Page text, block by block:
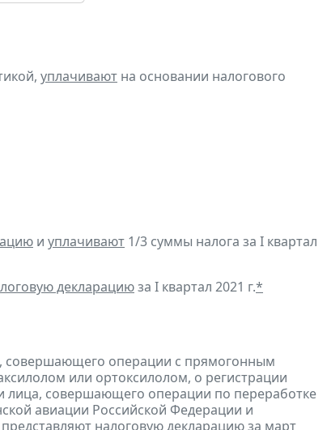
уплачивают на основании налогового
и уплачивают 1/3 суммы налога за I квартал
декларациюза I квартал 2021 г.*
совершающего операции с прямогонным
или ортоксилолом, о регистрации
совершающего операции по переработке
авиации Российской Федерации и
представляют налоговую декларациюза март